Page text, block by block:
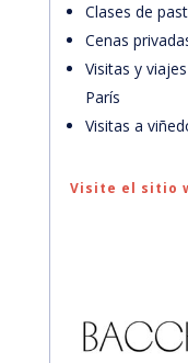
Clases de
Cenas
Visitas y
París
Visitas a
Visite el sitio